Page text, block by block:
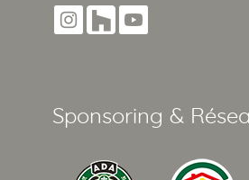
Sponsoring &